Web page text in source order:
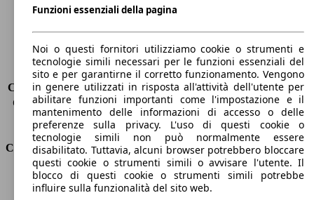
Peso massimo
2050 kg
Sedili
7
Carico sul tetto
-
Capacità di traino (senza freni) -
Capacità di traino (con freni)
1300 kg
Volume del bagagliaio
564 - 2063 l
Consumi
Emissioni di CO2*
140 g/km (komb.)
Consumo (urbano)
7.5 l/100km
Funzioni essenziali della pagina
Noi o questi fornitori utilizziamo cookie o strumenti e
tecnologie simili necessari per le funzioni essenziali del
sito e per garantirne il corretto funzionamento. Vengono
in genere utilizzati in risposta all'attività dell'utente per
abilitare funzioni importanti come l'impostazione e il
mantenimento delle informazioni di accesso o delle
preferenze sulla privacy. L'uso di questi cookie o
tecnologie simili non può normalmente essere
disabilitato. Tuttavia, alcuni browser potrebbero bloccare
questi cookie o strumenti simili o avvisare l'utente. Il
blocco di questi cookie o strumenti simili potrebbe
influire sulla funzionalità del sito web.